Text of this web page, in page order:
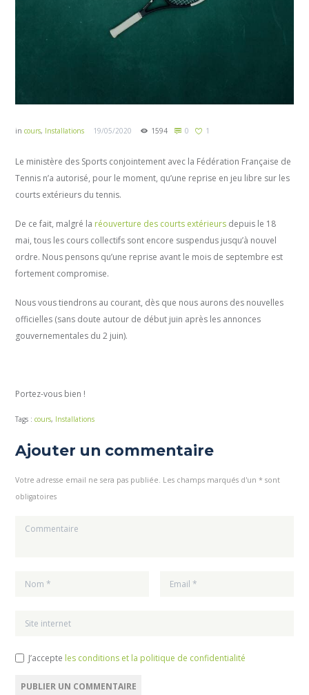
incours, Installations 19/05/2020 1594 0 1
Le ministère des Sports conjointement avec la Fédération Française de
Tennis n’a autorisé, pour le moment, qu’une reprise en jeu libre sur les
courts extérieurs du tennis.
De ce fait, malgré la réouverture des courts extérieurs depuis le 18
mai, tous les cours collectifs sont encore suspendus jusqu’à nouvel
ordre. Nous pensons qu’une reprise avant le mois de septembre est
fortement compromise.
Nous vous tiendrons au courant, dès que nous aurons des nouvelles
officielles (sans doute autour de début juin après les annonces
gouvernementales du 2 juin).
Portez-vous bien !
Tags :cours, Installations
Ajouter un commentaire
Votre adresse email ne sera pas publiée. Les champs marqués d'un * sont
obligatoires
J’accepte les conditions et la politique de confidentialité